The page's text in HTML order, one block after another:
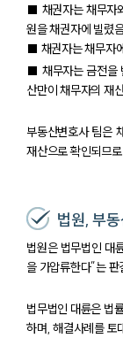
■ 채권자는 채무자
원을 채권자에 빌렸
■ 채권자는 채무자
■ 채무자는 금전을
산만이 채무자의 재
부동산변호사 팀은
재산으로 확인되므
법원, 부
법원은 법무법인 대
을 가압류한다”는
법무법인 대륜은 법
하며, 해결사례를 토